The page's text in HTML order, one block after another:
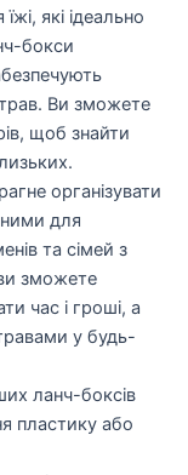
які ідеально
бокси
Ви зможете
щоб знайти
організувати
для
та сімей з
зможете
час і гроші, а
у будь-
ланч-боксів
пластику або